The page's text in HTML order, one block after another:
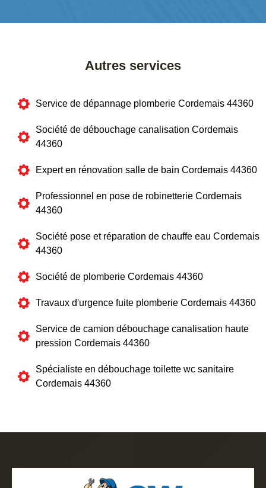
Autres services
Service de dépannage plomberie Cordemais 44360
Société de débouchage canalisation Cordemais
44360
Expert en rénovation salle de bain Cordemais 44360
Professionnel en pose de robinetterie Cordemais
44360
Société pose et réparation de chauffe eau Cordemais
44360
Société de plomberie Cordemais 44360
Travaux d'urgence fuite plomberie Cordemais 44360
Service de camion débouchage canalisation haute
pression Cordemais 44360
Spécialiste en débouchage toilette wc sanitaire
Cordemais 44360